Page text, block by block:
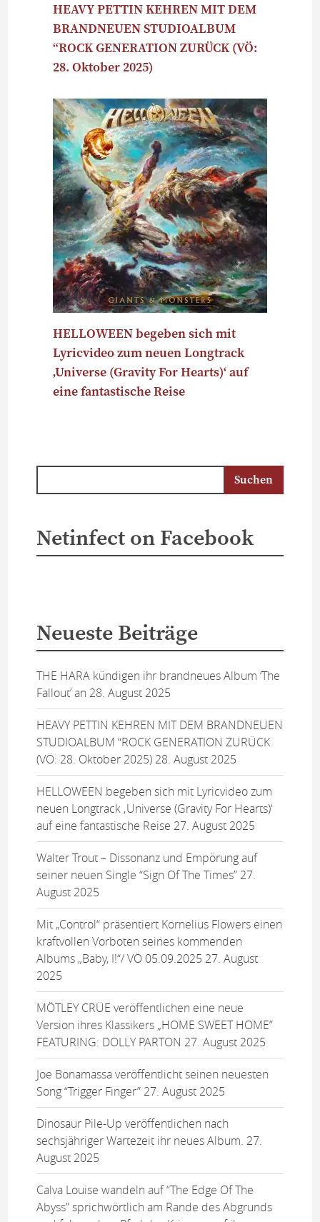
HEAVY PETTIN KEHREN MIT DEM
BRANDNEUEN STUDIOALBUM
“ROCK GENERATION ZURÜCK (VÖ:
28. Oktober 2025)
HELLOWEEN begeben sich mit
Lyricvideo zum neuen Longtrack
‚Universe (Gravity For Hearts)‘ auf
eine fantastische Reise
Netinfect on Facebook
Neueste Beiträge
THE HARA kündigen ihr brandneues Album ‘The
Fallout’ an 28. August 2025
HEAVY PETTIN KEHREN MIT DEM BRANDNEUEN
STUDIOALBUM “ROCK GENERATION ZURÜCK
(VÖ: 28. Oktober 2025) 28. August 2025
HELLOWEEN begeben sich mit Lyricvideo zum
neuen Longtrack ‚Universe (Gravity For Hearts)‘
auf eine fantastische Reise 27. August 2025
Walter Trout – Dissonanz und Empörung auf
seiner neuen Single “Sign Of The Times” 27.
August 2025
Mit „Control“ präsentiert Kornelius Flowers einen
kraftvollen Vorboten seines kommenden
Albums „Baby, I!“/ VÖ 05.09.2025 27. August
2025
MÖTLEY CRÜE veröffentlichen eine neue
Version ihres Klassikers „HOME SWEET HOME”
FEATURING: DOLLY PARTON 27. August 2025
Joe Bonamassa veröffentlicht seinen neuesten
Song “Trigger Finger” 27. August 2025
Dinosaur Pile-Up veröffentlichen nach
sechsjähriger Wartezeit ihr neues Album. 27.
August 2025
Calva Louise wandeln auf “The Edge Of The
Abyss” sprichwörtlich am Rande des Abgrunds